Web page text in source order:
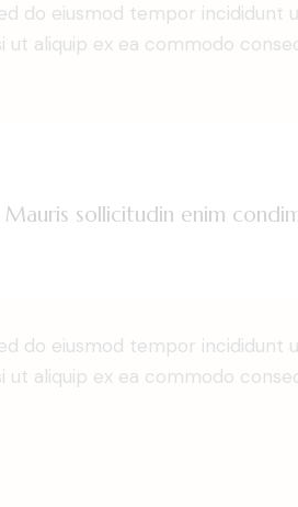
do eiusmod tempor incididunt
aliquip ex ea commodo
sollicitudin enim
do eiusmod tempor incididunt
aliquip ex ea commodo